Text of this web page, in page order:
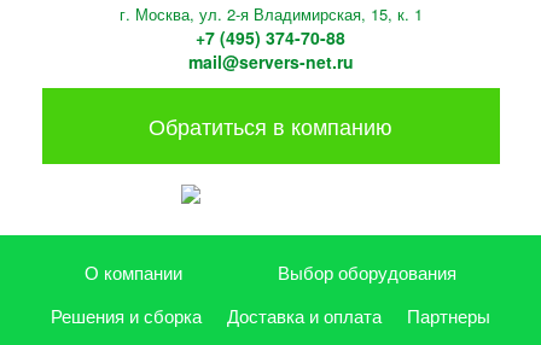
г. Москва, ул. 2-я Владимирская, 15, к. 1
+7 (495) 374-70-88
mail@servers-net.ru
Обратиться в компанию
О компании
Выбор оборудования
Решения и сборка
Доставка и оплата
Партнеры